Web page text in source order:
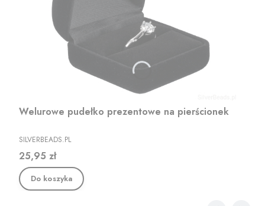
Welurowe pudełko prezentowe na pierścionek
PRODUCENT
SILVERBEADS.PL
Cena
25,95 zł
Do koszyka